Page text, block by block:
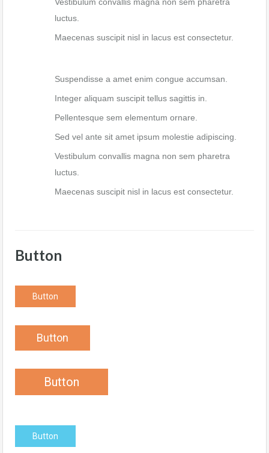
Vestibulum convallis magna non sem pharetra
luctus.
Maecenas suscipit nisl in lacus est consectetur.
Suspendisse a amet enim congue accumsan.
Integer aliquam suscipit tellus sagittis in.
Pellentesque sem elementum ornare.
Sed vel ante sit amet ipsum molestie adipiscing.
Vestibulum convallis magna non sem pharetra
luctus.
Maecenas suscipit nisl in lacus est consectetur.
Button
Button
Button
Button
Button